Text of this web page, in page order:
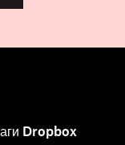
Dropbox